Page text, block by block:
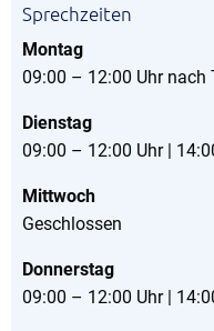
Sprechzeiten
Montag
09:00 – 12:00 Uhr nach
Dienstag
09:00 – 12:00 Uhr |
Mittwoch
Geschlossen
Donnerstag
09:00 – 12:00 Uhr |